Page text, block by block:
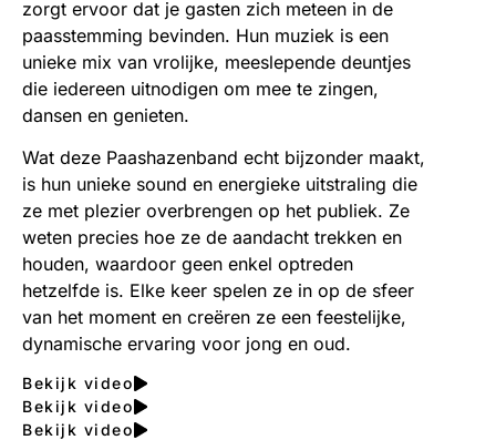
zorgt ervoor dat je gasten zich meteen in de
paasstemming bevinden. Hun muziek is een
unieke mix van vrolijke, meeslepende deuntjes
die iedereen uitnodigen om mee te zingen,
dansen en genieten.
Wat deze Paashazenband echt bijzonder maakt,
is hun unieke sound en energieke uitstraling die
ze met plezier overbrengen op het publiek. Ze
weten precies hoe ze de aandacht trekken en
houden, waardoor geen enkel optreden
hetzelfde is. Elke keer spelen ze in op de sfeer
van het moment en creëren ze een feestelijke,
dynamische ervaring voor jong en oud.
Bekijk video
Bekijk video
Bekijk video